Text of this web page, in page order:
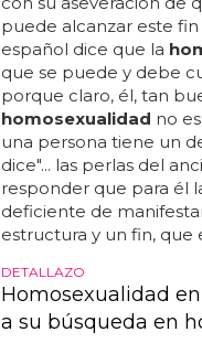
micromusical que se
homosexualidad... 'la
que aseguran que la
que se puede curar...
cura'? tranquilo, que
adaptación al español
último puede que te
triunfo' en el año
¡Y QUE SE DEBE CURAR!
El nuevo cardenal
homosexualidad es
El nuevo cardenal
nos enseña una gran